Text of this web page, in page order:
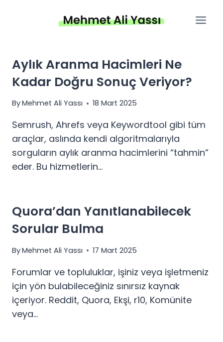
Aylık Aranma Hacimleri Ne
Kadar Doğru Sonuç Veriyor?
ByMehmet Ali Yassı 18 Mart 2025
Semrush, Ahrefs veya Keywordtool gibi tüm
araçlar, aslında kendi algoritmalarıyla
sorguların aylık aranma hacimlerini “tahmin”
eder. Bu hizmetlerin…
Quora’dan Yanıtlanabilecek
Sorular Bulma
ByMehmet Ali Yassı 17 Mart 2025
Forumlar ve topluluklar, işiniz veya işletmeniz
için yön bulabileceğiniz sınırsız kaynak
içeriyor. Reddit, Quora, Ekşi, r10, Komünite
veya…